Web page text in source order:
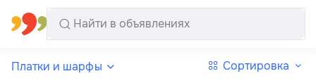
Все регионы Русский
Платки и шарфы Сортировка